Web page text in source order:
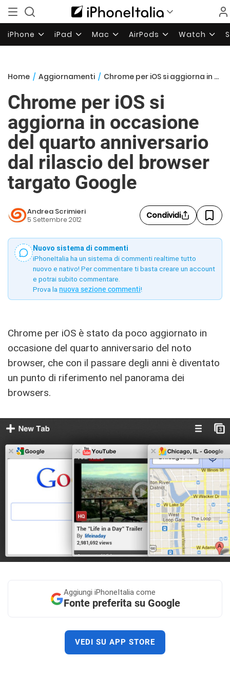
iPhone iPad Mac AirPods Watch
Home / Aggiornamenti / Chrome per iOS si aggiorna in occasione del quarto anniversario dal rilascio del browser targato Google
Chrome per iOS si
aggiorna in occasione
del quarto anniversario
dal rilascio del browser
targato Google
Andrea Scrimieri
5 Settembre 2012 Condividi
Nuovo sistema di commenti
iPhoneItalia ha un sistema di commenti realtime tutto
nuovo e nativo! Per commentare ti basta creare un account
e potrai subito commentare.
Prova la nuova sezione commenti!
Chrome per iOS è stato da poco aggiornato in
occasione del quarto anniversario del noto
browser, che con il passare degli anni è diventato
un punto di riferimento nel panorama dei
browsers.
Aggiungi iPhoneItalia come
Fonte preferita su Google
VEDI SU APP STORE